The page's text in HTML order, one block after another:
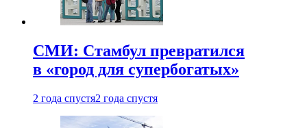
СМИ: Стамбул превратился
в «город для супербогатых»
2 года спустя2 года спустя